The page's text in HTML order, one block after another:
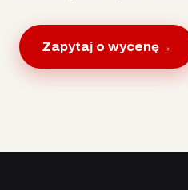
Zapytaj o wycenę→